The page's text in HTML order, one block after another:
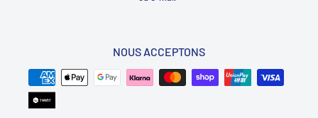
NOUS ACCEPTONS